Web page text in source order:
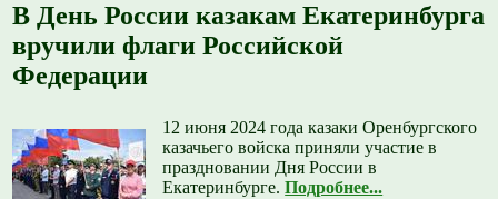
В День России казакам Екатеринбурга
вручили флаги Российской
Федерации
12 июня 2024 года казаки Оренбургского
казачьего войска приняли участие в
праздновании Дня России в
Екатеринбурге.Подробнее...